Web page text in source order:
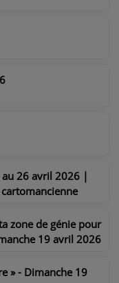
26 avril 2026 |
zone de génie pour
19 avril 2026
» - Dimanche 19